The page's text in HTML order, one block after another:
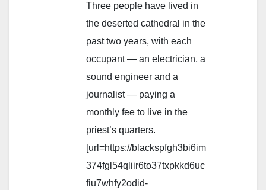
Three people have lived in
the deserted cathedral in the
past two years, with each
occupant — an electrician, a
sound engineer and a
journalist — paying a
monthly fee to live in the
priest’s quarters.
[url=https://blackspfgh3bi6im
374fgl54qliir6to37txpkkd6uc
fiu7whfy2odid-